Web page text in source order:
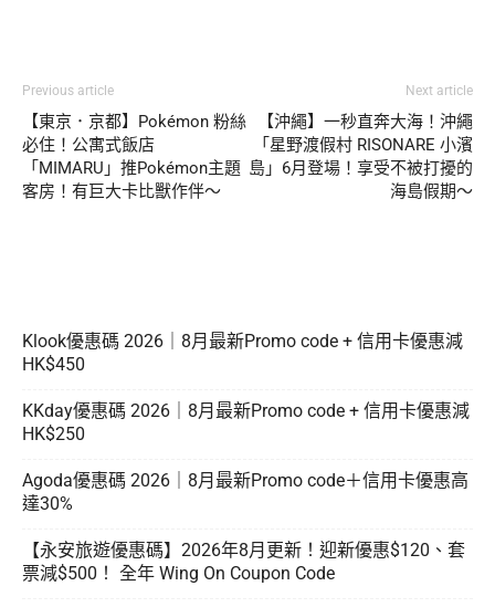
Previous article
【東京．京都】Pokémon 粉絲
必住！公寓式飯店
「MIMARU」推Pokémon主題
客房！有巨大卡比獸作伴～
Next article
【沖繩】一秒直奔大海！沖繩
「星野渡假村 RISONARE 小濱
島」6月登場！享受不被打擾的
海島假期～
Klook優惠碼 2026｜8月最新Promo code + 信用卡優惠減
HK$450
KKday優惠碼 2026｜8月最新Promo code + 信用卡優惠減
HK$250
Agoda優惠碼 2026｜8月最新Promo code＋信用卡優惠高
達30%
【永安旅遊優惠碼】2026年8月更新！迎新優惠$120、套
票減$500！ 全年 Wing On Coupon Code